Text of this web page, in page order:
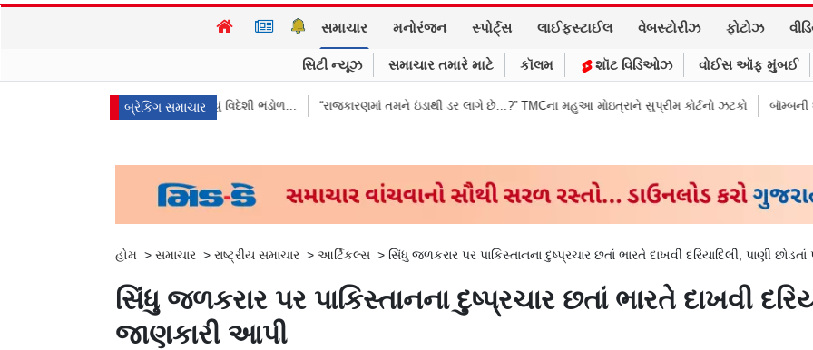
સમાચાર મનોરંજન સ્પોર્ટ્સ લાઈફસ્ટાઈલ વેબસ્ટોરીઝ ફોટોઝ
સિટી ન્યૂઝ સમાચાર તમારે માટે કૉલમ શૉટ વિડિઓઝ વોઈસ ઑફ મુંબઈ
બ્રેકિંગ સમાચાર
ભારતે આપ્યો જવાબ, કહ્યું વિદેશી ભંડોળ… “રાજકારણમાં તમને ઇંડાથી ડર લાગે છે…?” TMCના મહુઆ મોઇત્રાને સુપ્રીમ કોર્ટનો ઝટકો બૉમ્બની ધમકી બાદ
હોમ > સમાચાર > રાષ્ટ્રીય સમાચાર > આર્ટિકલ્સ > સિંધુ જળકરાર પર પાકિસ્તાનના દુષ્પ્રચાર છતાં ભારતે દાખવી દરિયાદિલી, પાણી
સિંધુ જળકરાર પર પાકિસ્તાનના દુષ્પ્રચાર છતાં ભારતે દાખવી
જાણકારી આપી